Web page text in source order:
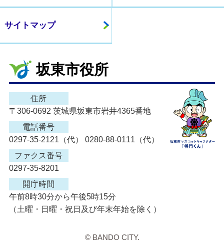
サイトマップ
坂東市役所
住所
〒306-0692 茨城県坂東市岩井4365番地
電話番号
0297-35-2121（代） 0280-88-0111（代）
ファクス番号
0297-35-8201
開庁時間
午前8時30分から午後5時15分
（土曜・日曜・祝日及び年末年始を除く）
© BANDO CITY.